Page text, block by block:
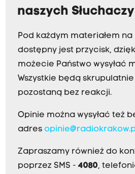
naszych Słuchaczy
Pod każdym materiałem
dostępny jest przycisk,
możecie Państwo wysyłać
Wszystkie będą
pozostaną bez reakcji.
Opinie można wysyłać też
adres
Zapraszamy również do
poprzez SMS - 4080,